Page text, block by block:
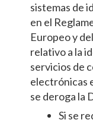
sistemas de
en el
Europeo y
relativo a la
servicios de
electrónicas
se deroga la
Si se